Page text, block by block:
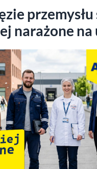
przemysłu
narażone na